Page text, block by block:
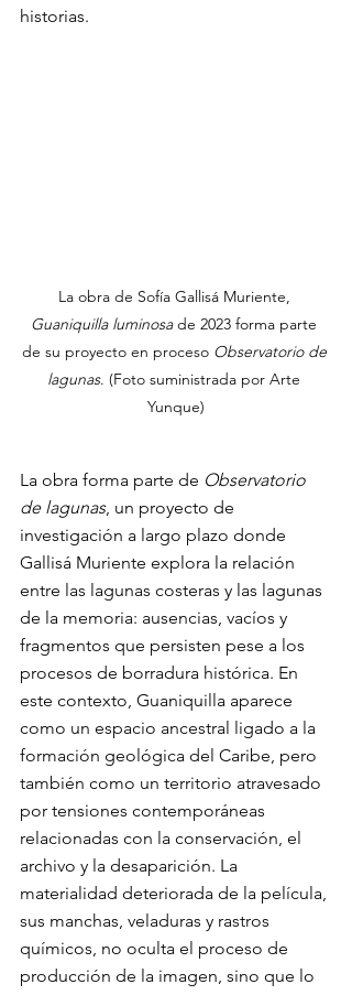
historias.
La obra de Sofía Gallisá Muriente,
Guaniquilla luminosa de 2023 forma parte
de su proyecto en proceso Observatorio de
lagunas. (Foto suministrada por Arte
Yunque)
La obra forma parte de Observatorio
de lagunas, un proyecto de
investigación a largo plazo donde
Gallisá Muriente explora la relación
entre las lagunas costeras y las lagunas
de la memoria: ausencias, vacíos y
fragmentos que persisten pese a los
procesos de borradura histórica. En
este contexto, Guaniquilla aparece
como un espacio ancestral ligado a la
formación geológica del Caribe, pero
también como un territorio atravesado
por tensiones contemporáneas
relacionadas con la conservación, el
archivo y la desaparición. La
materialidad deteriorada de la película,
sus manchas, veladuras y rastros
químicos, no oculta el proceso de
producción de la imagen, sino que lo